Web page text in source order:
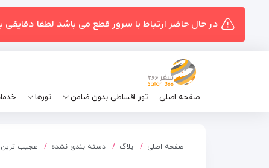
در حال حاضر ارتباط با سرور قطع می باشد لطفا
صفحه اصلی تور اقساطی بدون ضامن تورها
صفحه اصلی بلاگ دسته بندی نشده عجیب ترین